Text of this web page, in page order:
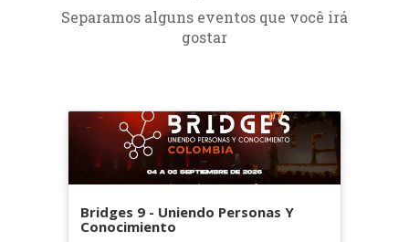
Separamos alguns eventos que você irá
gostar
Bridges 9 - Uniendo Personas Y
Conocimiento